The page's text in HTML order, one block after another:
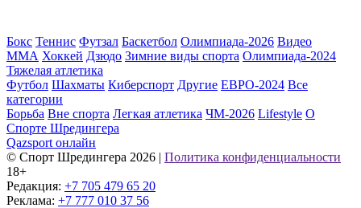
Бокс Теннис Футзал Баскетбол Олимпиада-2026 Видео
ММА Хоккей Дзюдо Зимние виды спорта Олимпиада-2024
Тяжелая атлетика
Футбол Шахматы Киберспорт Другие ЕВРО-2024 Все
категории
Борьба Вне спорта Легкая атлетика ЧМ-2026 Lifestyle О
Спорте Шредингера
Qazsport онлайн
© Cпорт Шредингера 2026 | Политика конфиденциальности
18+
Редакция: +7 705 479 65 20
Реклама: +7 777 010 37 56